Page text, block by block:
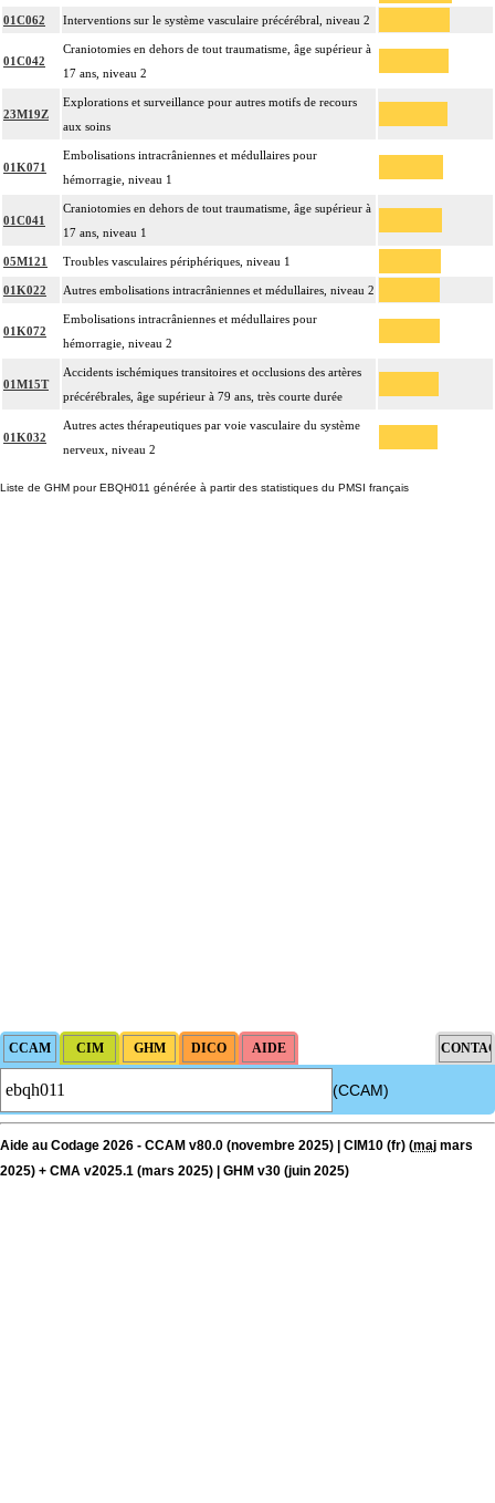
01C062 Interventions sur le système vasculaire précérébral, niveau 2
01C042
Craniotomies en dehors de tout traumatisme, âge supérieur à
17 ans, niveau 2
23M19Z
Explorations et surveillance pour autres motifs de recours
aux soins
01K071
Embolisations intracrâniennes et médullaires pour
hémorragie, niveau 1
01C041
Craniotomies en dehors de tout traumatisme, âge supérieur à
17 ans, niveau 1
05M121 Troubles vasculaires périphériques, niveau 1
01K022 Autres embolisations intracrâniennes et médullaires, niveau 2
01K072
Embolisations intracrâniennes et médullaires pour
hémorragie, niveau 2
01M15T
Accidents ischémiques transitoires et occlusions des artères
précérébrales, âge supérieur à 79 ans, très courte durée
01K032
Autres actes thérapeutiques par voie vasculaire du système
nerveux, niveau 2
Liste de GHM pour EBQH011 générée à partir des statistiques du PMSI français
(CCAM)
Aide au Codage 2026 - CCAM v80.0 (novembre 2025) | CIM10 (fr) (maj mars
2025) + CMA v2025.1 (mars 2025) | GHM v30 (juin 2025)